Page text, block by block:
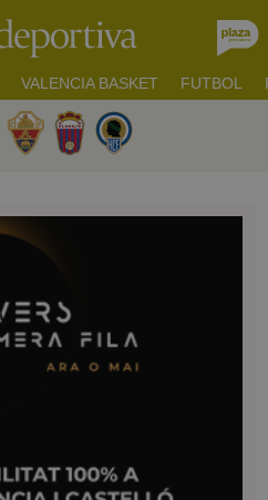
VALENCIA BASKET FUTBOL